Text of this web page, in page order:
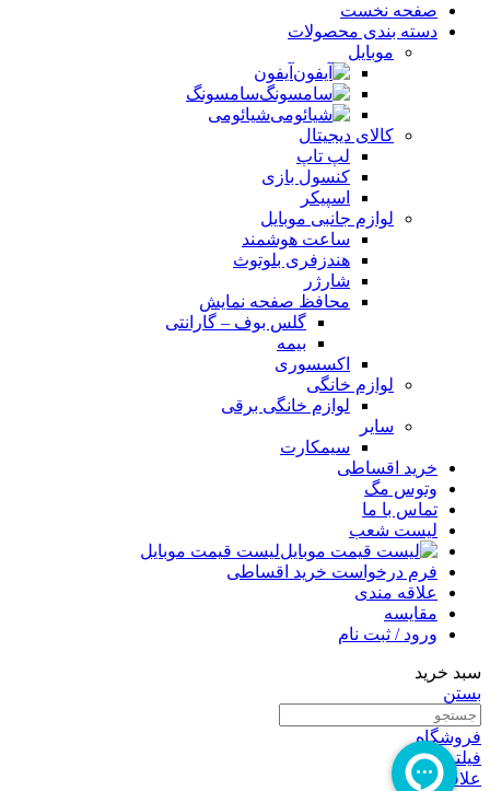
صفحه نخست
دسته بندی محصولات
موبایل
آیفون
سامسونگ
شیائومی
کالای دیجیتال
لپ تاپ
کنسول بازی
اسپیکر
لوازم جانبی موبایل
ساعت هوشمند
هندزفری بلوتوث
شارژر
محافظ صفحه نمایش
گلس بوف – گارانتی
بیمه
اکسسوری
لوازم خانگی
لوازم خانگی برقی
سایر
سیمکارت
خرید اقساطی
وتوس مگ
تماس با ما
لیست شعب
لیست قیمت موبایل
فرم درخواست خرید اقساطی
علاقه مندی
مقایسه
ورود / ثبت نام
سبد خرید
بستن
فروشگاه
فیلترها
علاقه مندی